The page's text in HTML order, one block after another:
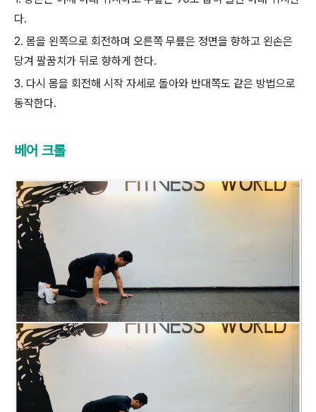
다.
2. 몸을 왼쪽으로 회전하며 오른쪽 무릎은 정면을 향하고 왼손은
당겨 팔꿈치가 뒤로 향하게 한다.
3. 다시 몸을 회전해 시작 자세로 돌아와 반대쪽도 같은 방법으로
동작한다.
베어 크롤